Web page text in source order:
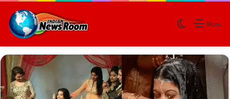
Menu
Switch skin